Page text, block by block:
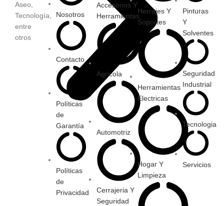
Aseo,
Tecnología,
entre
otros
Nosotros
Contacto
Políticas
de
Garantía
Políticas
de
Privacidad
Accesorios Y
Herramientas
Agricola
Automotriz
Cerrajeria Y
Seguridad
Herrajes Y
Soportes
Herramientas
Electricas
Hogar Y
Limpieza
Pinturas
Y
Solventes
Seguridad
Industrial
Tecnologia
Servicios